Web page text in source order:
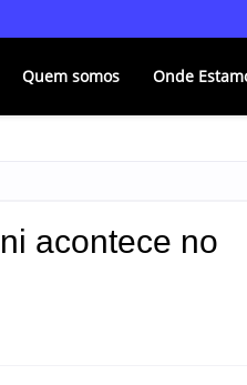
Quem somos Onde
acontece no